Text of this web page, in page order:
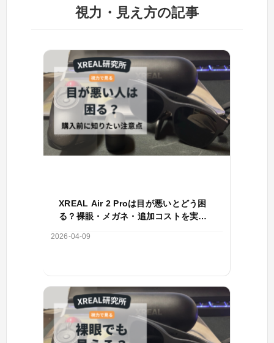
視力・見え方の記事
XREAL Air 2 Proは目が悪いとどう困
る？裸眼・メガネ・追加コストを実体
2026-04-09